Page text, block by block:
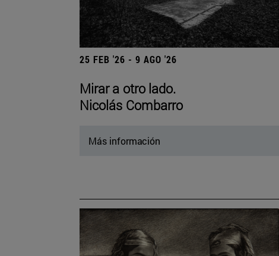
25 FEB '26 - 9 AGO '26
Mirar a otro lado.
Nicolás Combarro
Más información